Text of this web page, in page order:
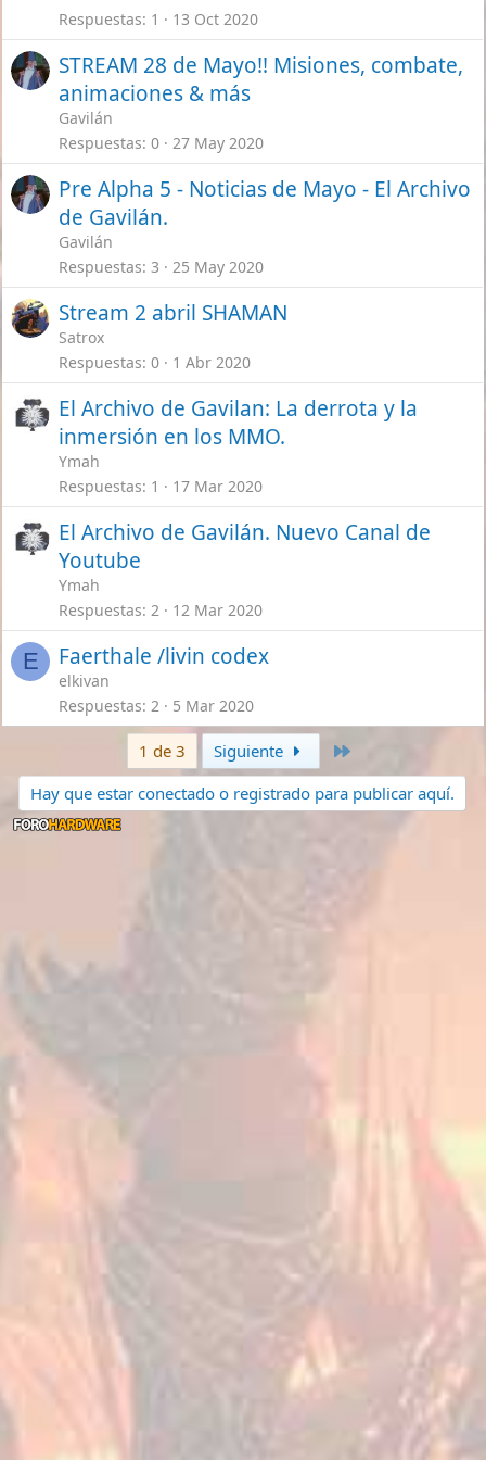
Respuestas 1 13 Oct 2020
STREAM 28 de Mayo!! Misiones, combate,
animaciones & más
Gavilán
Respuestas 0 27 May 2020
Pre Alpha 5 - Noticias de Mayo - El Archivo
de Gavilán.
Gavilán
Respuestas 3 25 May 2020
Stream 2 abril SHAMAN
Satrox
Respuestas 0 1 Abr 2020
El Archivo de Gavilan: La derrota y la
inmersión en los MMO.
Ymah
Respuestas 1 17 Mar 2020
El Archivo de Gavilán. Nuevo Canal de
Youtube
Ymah
Respuestas 2 12 Mar 2020
E Faerthale /livin codex
elkivan
Respuestas 2 5 Mar 2020
1 de 3 Siguiente
Hay que estar conectado o registrado para publicar aquí.